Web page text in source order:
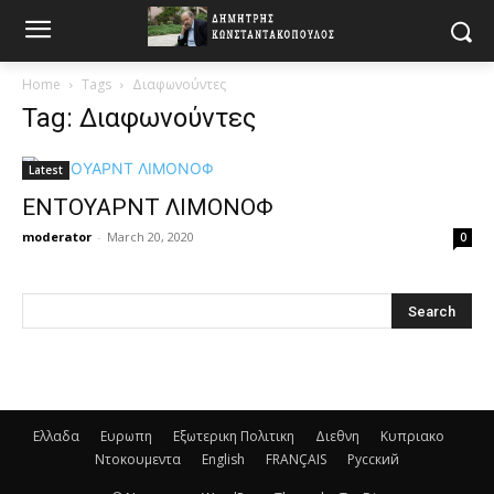
Home Tags Διαφωνούντες
Tag: Διαφωνούντες
Latest
ΕΝΤΟΥΑΡΝΤ ΛΙΜΟΝΟΦ
moderator - March 20, 2020 0
Ελλαδα Ευρωπη Εξωτερικη Πολιτικη Διεθνη
Κυπριακο
Ντοκουμεντα
English FRANÇAIS Русский